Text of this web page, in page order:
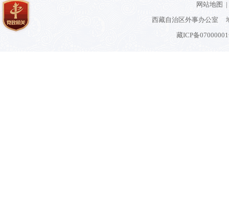
网站地图 |
西藏自治区外事办公室
藏ICP备